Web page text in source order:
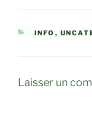
CATÉGORIES
INFO ,
Laisser un